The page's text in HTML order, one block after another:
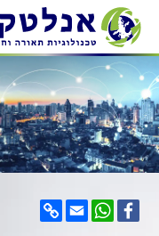
Facebook
WhatsApp
Email
Copy
Link